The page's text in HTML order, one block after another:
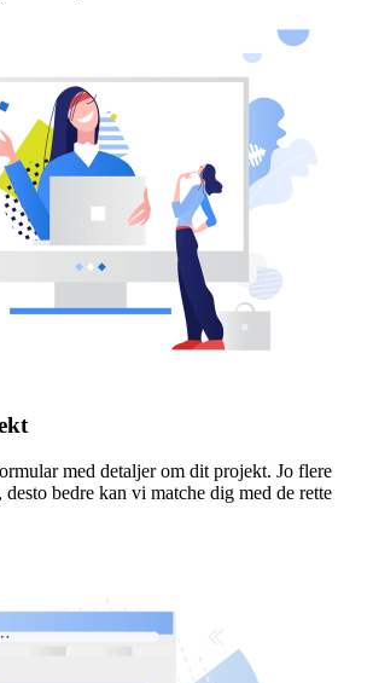
med detaljer om dit projekt. Jo flere
bedre kan vi matche dig med de rette